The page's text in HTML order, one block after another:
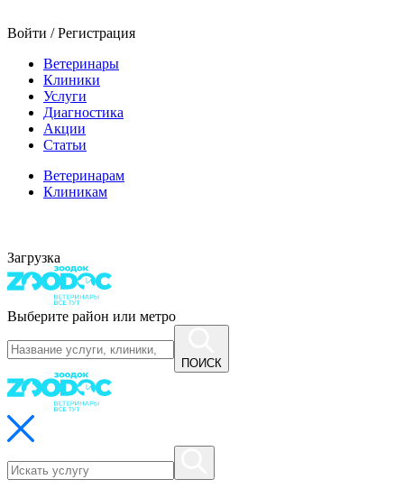
Войти / Регистрация
Ветеринары
Клиники
Услуги
Диагностика
Акции
Статьи
Ветеринарам
Клиникам
Загрузка
Выберите район или метро
ПОИСК